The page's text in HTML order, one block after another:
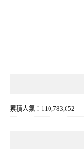
累積人氣：110,783,652